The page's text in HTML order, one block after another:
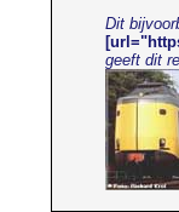
Dit
geeft dit